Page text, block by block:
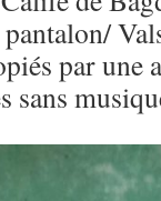
par une
sans